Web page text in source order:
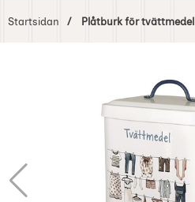
Startsidan Plåtburk för tvättmedel